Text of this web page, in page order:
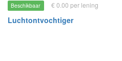
Beschikbaar € 0.00 per lening
Luchtontvochtiger